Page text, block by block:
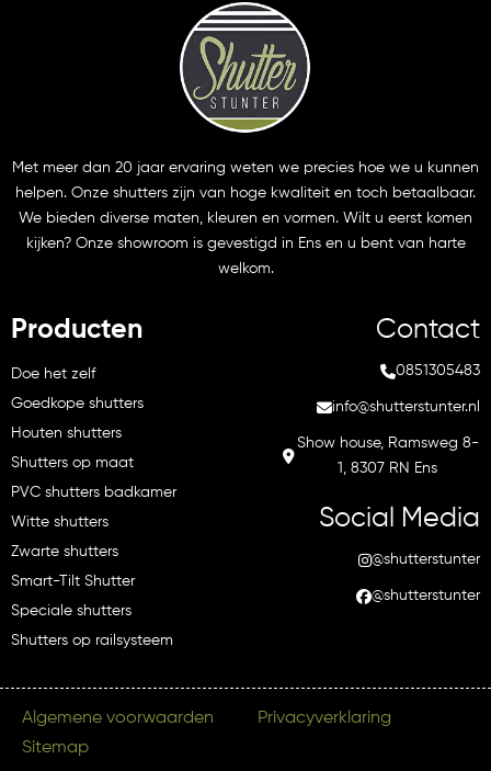
Producten
Doe het zelf
Goedkope shutters
Houten shutters
Shutters op maat
PVC shutters badkamer
Witte shutters
Zwarte shutters
Smart-Tilt Shutter
Speciale shutters
Shutters op railsysteem
Met meer dan 20 jaar ervaring weten we precies hoe we u kunnen
helpen. Onze shutters zijn van hoge kwaliteit en toch betaalbaar.
We bieden diverse maten, kleuren en vormen. Wilt u eerst komen
kijken? Onze showroom is gevestigd in Ens en u bent van harte
welkom.
Contact
0851305483
info@shutterstunter.nl
Show house, Ramsweg 8-
1, 8307 RN Ens
Social Media
@shutterstunter
@shutterstunter
Algemene voorwaarden
Privacyverklaring
Sitemap